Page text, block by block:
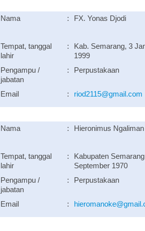
Nama : FX. Yonas Djodi
Tempat, tanggal
lahir
:
Kab. Semarang, 3
1999
Pengampu /
jabatan
: Perpustakaan
Email : riod2115@gmail.com
Nama : Hieronimus Ngaliman
Tempat, tanggal
lahir
:
Kabupaten
September 1970
Pengampu /
jabatan
: Perpustakaan
Email :